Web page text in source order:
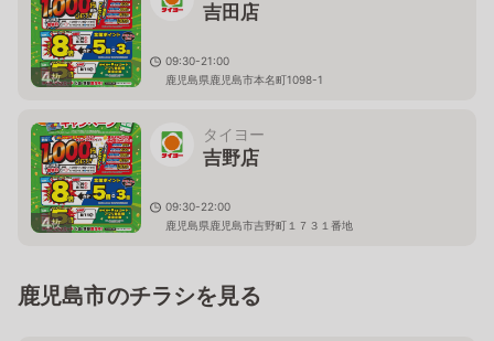
4枚
吉田店
09:30-21:00
鹿児島県鹿児島市本名町1098-1
4枚
タイヨー
吉野店
09:30-22:00
鹿児島県鹿児島市吉野町１７３１番地
鹿児島市のチラシを見る